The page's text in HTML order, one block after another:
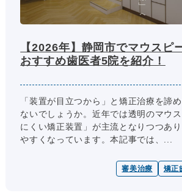
【2026年】静岡市でマウスピ
おすすめ歯医者5院を紹介！
「装置が目立つから」と矯正治療を諦
ないでしょうか。近年では透明のマウ
にくい矯正装置」が主流となりつつあ
やすくなっています。本記事では、...
審美治療 矯正